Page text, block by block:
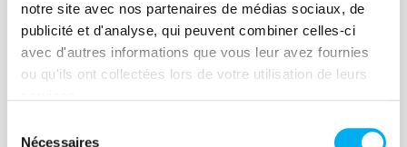
notre site avec nos partenaires de médias sociaux, de
publicité et d'analyse, qui peuvent combiner celles-ci
avec d'autres informations que vous leur avez fournies
ou qu'ils ont collectées lors de votre utilisation de leurs
Nécessaires
16 juin 2026
Découvrez le replay du nouvel épisode
des Héros de la Vente x ELLISPHERE
avec Ludovic Crobon. Au programme :
messages plus pertinents, exploitation